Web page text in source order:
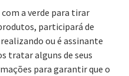
a verde para tirar
participará de
ou é assinante
tratar alguns de seus
para garantir que o